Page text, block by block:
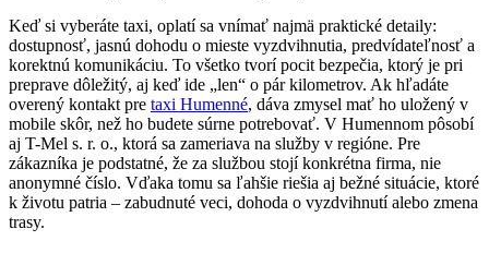
Keď si vyberáte taxi, oplatí sa vnímať najmä praktické detaily:
dostupnosť, jasnú dohodu o mieste vyzdvihnutia, predvídateľnosť a
korektnú komunikáciu. To všetko tvorí pocit bezpečia, ktorý je pri
preprave dôležitý, aj keď ide „len“ o pár kilometrov. Ak hľadáte
overený kontakt pre taxi Humenné, dáva zmysel mať ho uložený v
mobile skôr, než ho budete súrne potrebovať. V Humennom pôsobí
aj T-Mel s. r. o., ktorá sa zameriava na služby v regióne. Pre
zákazníka je podstatné, že za službou stojí konkrétna firma, nie
anonymné číslo. Vďaka tomu sa ľahšie riešia aj bežné situácie, ktoré
k životu patria – zabudnuté veci, dohoda o vyzdvihnutí alebo zmena
trasy.